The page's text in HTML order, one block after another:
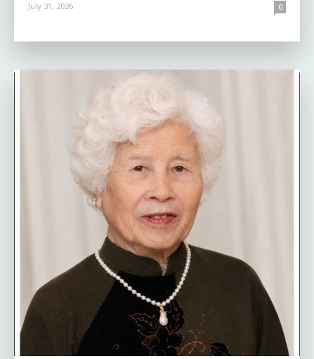
July 31, 2026 0